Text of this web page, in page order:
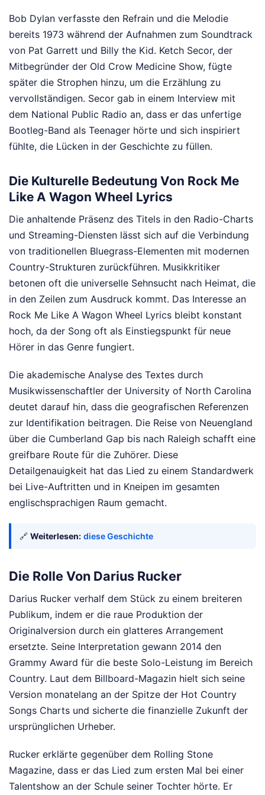
Bob Dylan verfasste den Refrain und die Melodie
bereits 1973 während der Aufnahmen zum Soundtrack
von Pat Garrett und Billy the Kid. Ketch Secor, der
Mitbegründer der Old Crow Medicine Show, fügte
später die Strophen hinzu, um die Erzählung zu
vervollständigen. Secor gab in einem Interview mit
dem National Public Radio an, dass er das unfertige
Bootleg-Band als Teenager hörte und sich inspiriert
fühlte, die Lücken in der Geschichte zu füllen.
Die Kulturelle Bedeutung Von Rock Me
Like A Wagon Wheel Lyrics
Die anhaltende Präsenz des Titels in den Radio-Charts
und Streaming-Diensten lässt sich auf die Verbindung
von traditionellen Bluegrass-Elementen mit modernen
Country-Strukturen zurückführen. Musikkritiker
betonen oft die universelle Sehnsucht nach Heimat, die
in den Zeilen zum Ausdruck kommt. Das Interesse an
Rock Me Like A Wagon Wheel Lyrics bleibt konstant
hoch, da der Song oft als Einstiegspunkt für neue
Hörer in das Genre fungiert.
Die akademische Analyse des Textes durch
Musikwissenschaftler der University of North Carolina
deutet darauf hin, dass die geografischen Referenzen
zur Identifikation beitragen. Die Reise von Neuengland
über die Cumberland Gap bis nach Raleigh schafft eine
greifbare Route für die Zuhörer. Diese
Detailgenauigkeit hat das Lied zu einem Standardwerk
bei Live-Auftritten und in Kneipen im gesamten
englischsprachigen Raum gemacht.
🔗 Weiterlesen: diese Geschichte
Die Rolle Von Darius Rucker
Darius Rucker verhalf dem Stück zu einem breiteren
Publikum, indem er die raue Produktion der
Originalversion durch ein glatteres Arrangement
ersetzte. Seine Interpretation gewann 2014 den
Grammy Award für die beste Solo-Leistung im Bereich
Country. Laut dem Billboard-Magazin hielt sich seine
Version monatelang an der Spitze der Hot Country
Songs Charts und sicherte die finanzielle Zukunft der
ursprünglichen Urheber.
Rucker erklärte gegenüber dem Rolling Stone
Magazine, dass er das Lied zum ersten Mal bei einer
Talentshow an der Schule seiner Tochter hörte. Er